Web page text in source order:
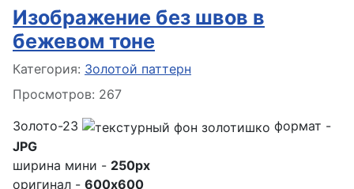
Изображение без швов в
бежевом тоне
Информация о материале
Категория: Золотой паттерн
Просмотров: 267
Золото-23
формат -
JPG
ширина мини - 250px
оригинал - 600x600